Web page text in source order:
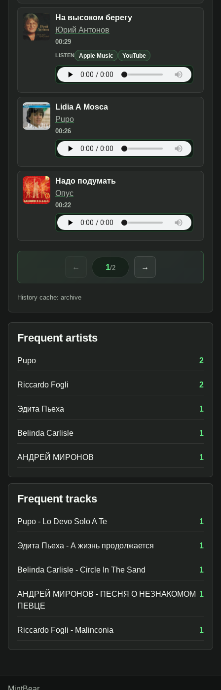
На высоком берегу
Юрий Антонов
00:29
LISTEN Apple Music YouTube
Lidia A Mosca
Pupo
00:26
Надо подумать
Опус
00:22
← 1/2 →
History cache: archive
Frequent artists
Pupo 2
Riccardo Fogli 2
Эдита Пьеха 1
Belinda Carlisle 1
АНДРЕЙ МИРОНОВ 1
Frequent tracks
Pupo - Lo Devo Solo A Te 1
Эдита Пьеха - А жизнь продолжается 1
Belinda Carlisle - Circle In The Sand 1
АНДРЕЙ МИРОНОВ - ПЕСНЯ О НЕЗНАКОМОМ
ПЕВЦЕ
1
Riccardo Fogli - Malinconia 1